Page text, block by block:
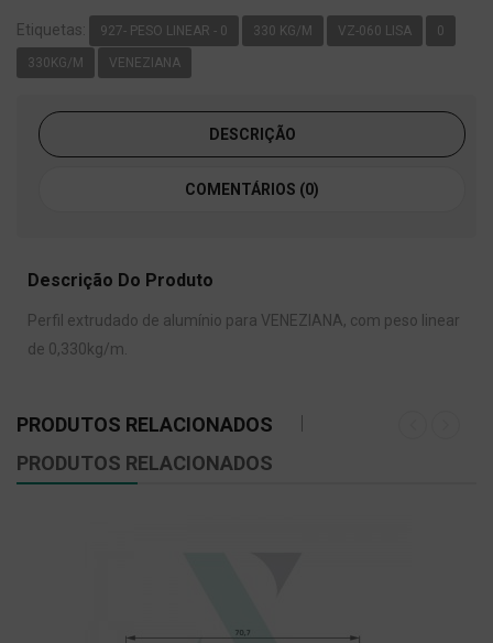
Etiquetas: 927- PESO LINEAR - 0 330 KG/M VZ-060 LISA 0
330KG/M VENEZIANA
DESCRIÇÃO
COMENTÁRIOS (0)
Descrição Do Produto
Perfil extrudado de alumínio para VENEZIANA, com peso linear
de 0,330kg/m.
PRODUTOS RELACIONADOS
PRODUTOS RELACIONADOS